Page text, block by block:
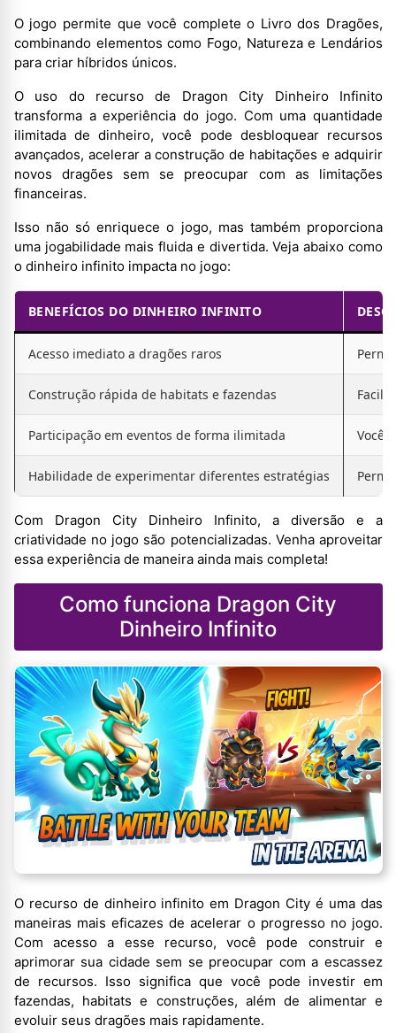
O jogo permite que você complete o Livro dos Dragões,
combinando elementos como Fogo, Natureza e Lendários
para criar híbridos únicos.
O uso do recurso de Dragon City Dinheiro Infinito
transforma a experiência do jogo. Com uma quantidade
ilimitada de dinheiro, você pode desbloquear recursos
avançados, acelerar a construção de habitações e adquirir
novos dragões sem se preocupar com as limitações
financeiras.
Isso não só enriquece o jogo, mas também proporciona
uma jogabilidade mais fluida e divertida. Veja abaixo como
o dinheiro infinito impacta no jogo:
BENEFÍCIOS DO DINHEIRO INFINITO
Acesso imediato a dragões raros
Construção rápida de habitats e fazendas
Participação em eventos de forma ilimitada Você
Habilidade de experimentar diferentes estratégias
Com Dragon City Dinheiro Infinito, a diversão e a
criatividade no jogo são potencializadas. Venha aproveitar
essa experiência de maneira ainda mais completa!
Como funciona Dragon City
Dinheiro Infinito
O recurso de dinheiro infinito em Dragon City é uma das
maneiras mais eficazes de acelerar o progresso no jogo.
Com acesso a esse recurso, você pode construir e
aprimorar sua cidade sem se preocupar com a escassez
de recursos. Isso significa que você pode investir em
fazendas, habitats e construções, além de alimentar e
evoluir seus dragões mais rapidamente.